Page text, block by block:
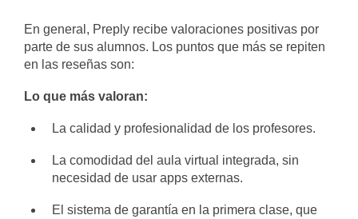
En general, Preply recibe valoraciones positivas por
parte de sus alumnos. Los puntos que más se repiten
en las reseñas son:
Lo que más valoran:
La calidad y profesionalidad de los profesores.
La comodidad del aula virtual integrada, sin
necesidad de usar apps externas.
El sistema de garantía en la primera clase, que